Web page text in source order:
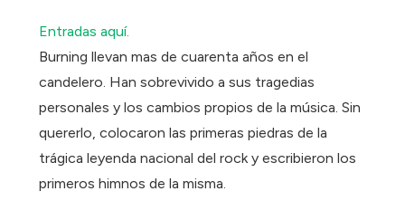
Entradas aquí.
Burning llevan mas de cuarenta años en el
candelero. Han sobrevivido a sus tragedias
personales y los cambios propios de la música. Sin
quererlo, colocaron las primeras piedras de la
trágica leyenda nacional del rock y escribieron los
primeros himnos de la misma.